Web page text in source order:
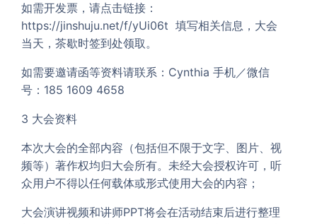
如需开发票，请点击链接：
https://jinshuju.net/f/yUi06t 填写相关信息，大会
当天，茶歇时签到处领取。
如需要邀请函等资料请联系：Cynthia 手机／微信
号：185 1609 4658
3 大会资料
本次大会的全部内容（包括但不限于文字、图片、视
频等）著作权均归大会所有。未经大会授权许可，听
众用户不得以任何载体或形式使用大会的内容；
大会演讲视频和讲师PPT将会在活动结束后进行整理